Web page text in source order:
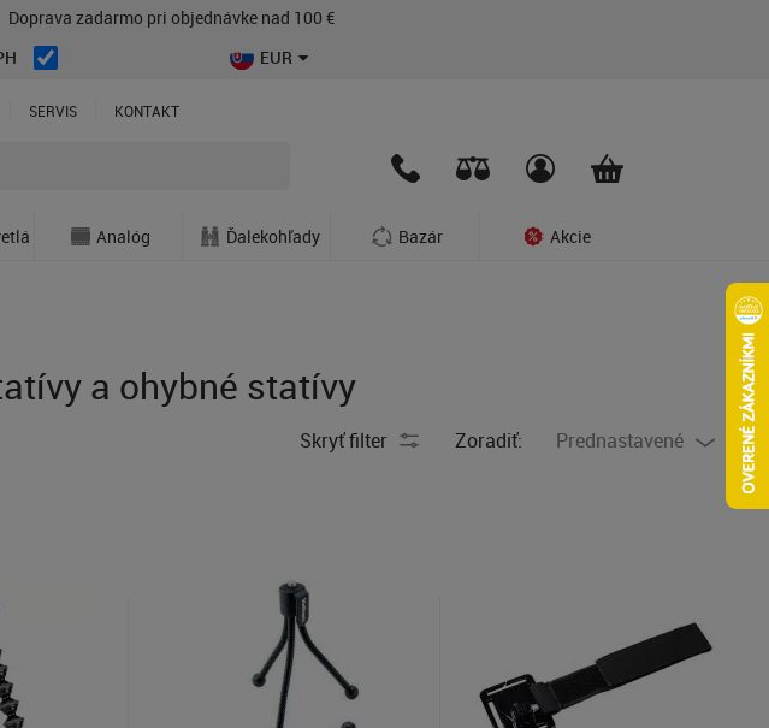
Doprava zadarmo pri objednávke nad 100 €
EUR
SERVIS KONTAKT
Analóg Ďalekohľady Bazár Akcie
a ohybné statívy
Skryť filter Zoradiť: Prednastavené